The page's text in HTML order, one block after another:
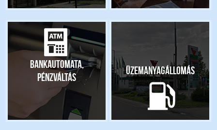
Bankautomata,
pénzváltás
Üzemanyagállomás